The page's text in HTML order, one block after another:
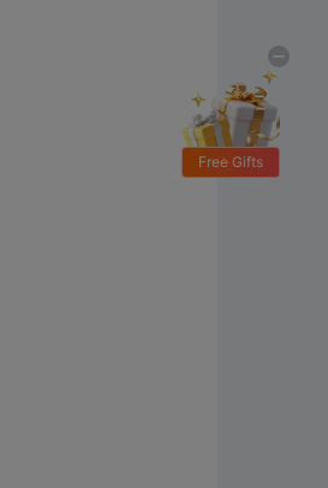
Free Gifts